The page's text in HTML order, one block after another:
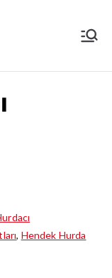
, Hendek Hurda